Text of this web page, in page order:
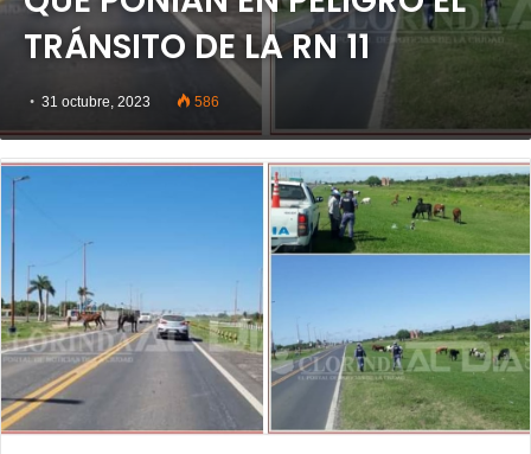
TRÁNSITO DE LA RN 11
31 octubre, 2023 586